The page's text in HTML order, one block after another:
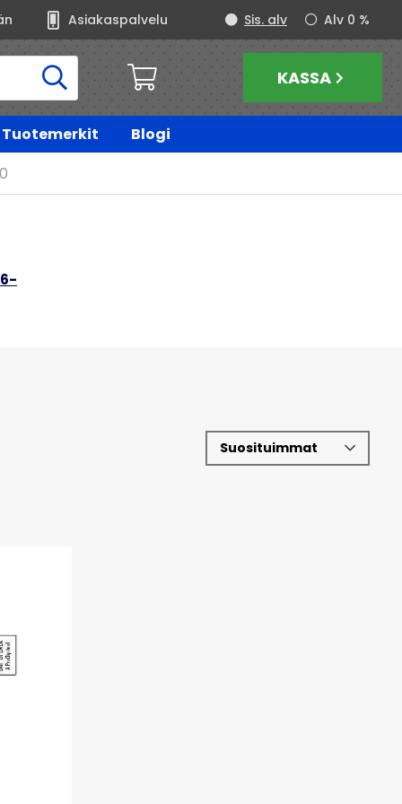
Asiakaspalvelu Alv 0 %
Sis. alv
KASSA
Tuotemerkit
Blogi